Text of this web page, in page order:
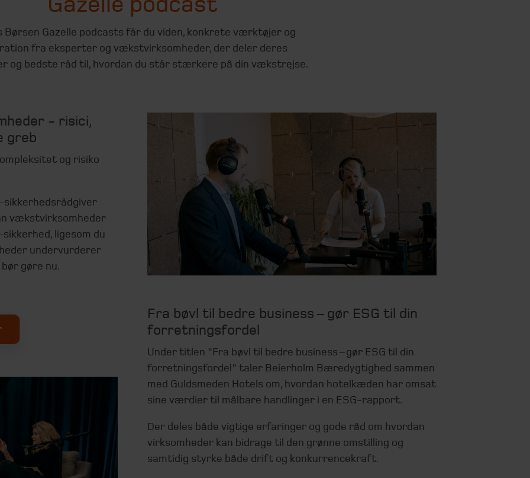
Børsen Gazelle podcasts får du viden, konkrete værktøjer og
fra eksperter og vækstvirksomheder, der deler deres
og bedste råd til, hvordan du står stærkere på din vækstrejse.
- risici,
greb
og risiko
sikkerhedsrådgiver
vækstvirksomheder
ligesom du
undervurderer
gøre nu.
Fra bøvl til bedre business – gør ESG til din
forretningsfordel
Under titlen "Fra bøvl til bedre business – gør ESG til din
forretningsfordel" taler Beierholm Bæredygtighed sammen
med Guldsmeden Hotels om, hvordan hotelkæden har omsat
sine værdier til målbare handlinger i en ESG-rapport.
Der deles både vigtige erfaringer og gode råd om hvordan
virksomheder kan bidrage til den grønne omstilling og
samtidig styrke både drift og konkurrencekraft.